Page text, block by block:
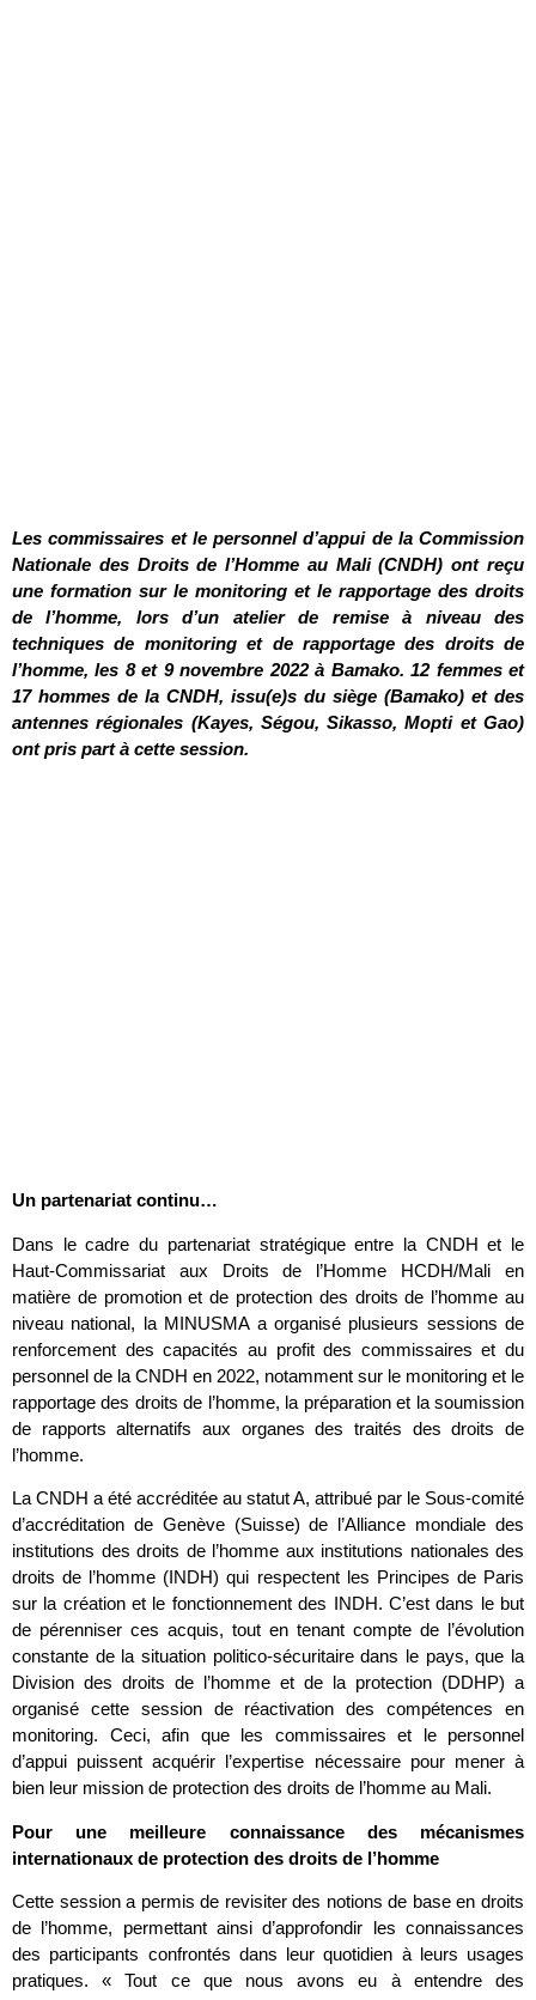
Les commissaires et le personnel d’appui de la Commission
Nationale des Droits de l’Homme au Mali (CNDH) ont reçu
une formation sur le monitoring et le rapportage des droits
de l’homme, lors d’un atelier de remise à niveau des
techniques de monitoring et de rapportage des droits de
l’homme, les 8 et 9 novembre 2022 à Bamako. 12 femmes et
17 hommes de la CNDH, issu(e)s du siège (Bamako) et des
antennes régionales (Kayes, Ségou, Sikasso, Mopti et Gao)
ont pris part à cette session.
Un partenariat continu…
Dans le cadre du partenariat stratégique entre la CNDH et le
Haut-Commissariat aux Droits de l’Homme HCDH/Mali en
matière de promotion et de protection des droits de l’homme au
niveau national, la MINUSMA a organisé plusieurs sessions de
renforcement des capacités au profit des commissaires et du
personnel de la CNDH en 2022, notamment sur le monitoring et le
rapportage des droits de l’homme, la préparation et la soumission
de rapports alternatifs aux organes des traités des droits de
l’homme.
La CNDH a été accréditée au statut A, attribué par le Sous-comité
d’accréditation de Genève (Suisse) de l’Alliance mondiale des
institutions des droits de l’homme aux institutions nationales des
droits de l’homme (INDH) qui respectent les Principes de Paris
sur la création et le fonctionnement des INDH. C’est dans le but
de pérenniser ces acquis, tout en tenant compte de l’évolution
constante de la situation politico-sécuritaire dans le pays, que la
Division des droits de l’homme et de la protection (DDHP) a
organisé cette session de réactivation des compétences en
monitoring. Ceci, afin que les commissaires et le personnel
d’appui puissent acquérir l’expertise nécessaire pour mener à
bien leur mission de protection des droits de l’homme au Mali.
Pour une meilleure connaissance des mécanismes
internationaux de protection des droits de l’homme
Cette session a permis de revisiter des notions de base en droits
de l’homme, permettant ainsi d’approfondir les connaissances
des participants confrontés dans leur quotidien à leurs usages
pratiques. « Tout ce que nous avons eu à entendre des